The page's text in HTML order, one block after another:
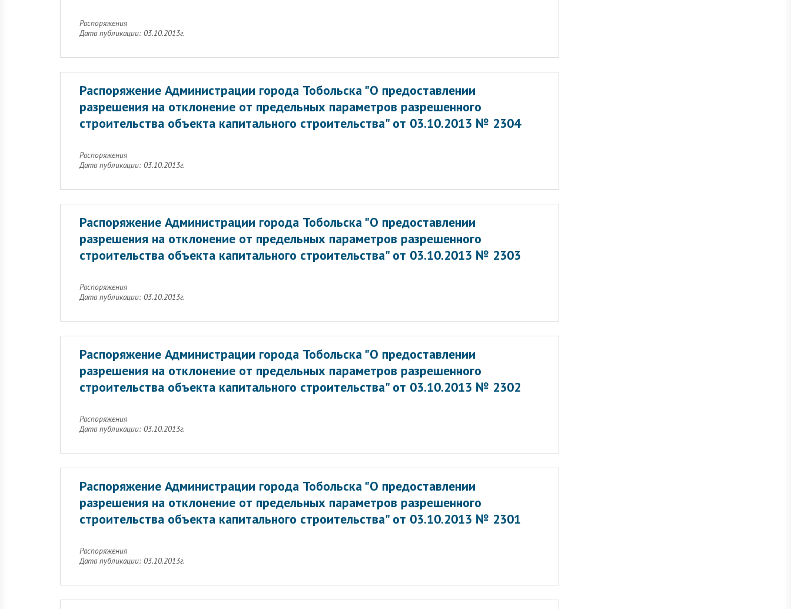
Распоряжения
Дата публикации: 03.10.2013г.
Распоряжение Администрации города Тобольска "О предоставлении
разрешения на отклонение от предельных параметров разрешенного
строительства объекта капитального строительства" от 03.10.2013 № 2304
Распоряжения
Дата публикации: 03.10.2013г.
Распоряжение Администрации города Тобольска "О предоставлении
разрешения на отклонение от предельных параметров разрешенного
строительства объекта капитального строительства" от 03.10.2013 № 2303
Распоряжения
Дата публикации: 03.10.2013г.
Распоряжение Администрации города Тобольска "О предоставлении
разрешения на отклонение от предельных параметров разрешенного
строительства объекта капитального строительства" от 03.10.2013 № 2302
Распоряжения
Дата публикации: 03.10.2013г.
Распоряжение Администрации города Тобольска "О предоставлении
разрешения на отклонение от предельных параметров разрешенного
строительства объекта капитального строительства" от 03.10.2013 № 2301
Распоряжения
Дата публикации: 03.10.2013г.